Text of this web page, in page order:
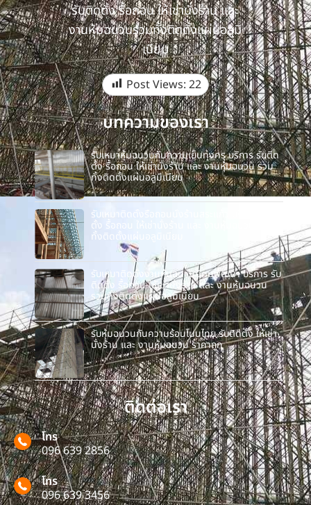
รับติดตั้ง รื้อถอน ให้เช่านั่งร้าน และ
งานหุ้มฉนวนรวมทั้งติดตั้งแผ่นอลูมิ
เนียม
Post Views: 22
บทความของเรา
รับเหมาหุ้มฉนวนกันความเย็นทุ่งครุ บริการ รับติด
ตั้ง รื้อถอน ให้เช่านั่งร้าน และ งานหุ้มฉนวน รวม
ทั้งติดตั้งแผ่นอลูมิเนียม
รับเหมาติดตั้งรื้อถอนนั่งร้านสระแก้ว บริการ รับติด
ตั้ง รื้อถอน ให้เช่านั่งร้าน และ งานหุ้มฉนวน รวม
ทั้งติดตั้งแผ่นอลูมิเนียม
รับเหมาติดตั้งงานหุ้มฉนวนนิคมพัฒนา บริการ รับ
ติดตั้ง รื้อถอน ให้เช่านั่งร้าน และ งานหุ้มฉนวน
รวมทั้งติดตั้งแผ่นอลูมิเนียม
รับหุ้มฉนวนกันความร้อนโนนไทย รับติดตั้ง ให้เช่า
นั่งร้าน และ งานหุ้มฉนวน ราคาถูก
ติดต่อเรา
โทร
096 639 2856
โทร
096 639 3456